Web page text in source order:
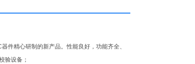
器件精心研制的新产品。性能良好，功能齐全、
验设备；